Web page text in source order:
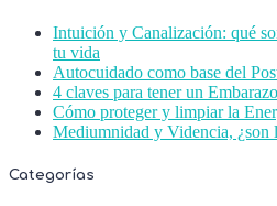
Intuición y Canalización: qué
tu vida
Autocuidado como base del
4 claves para tener un
Cómo proteger y limpiar la
Mediumnidad y Videncia, ¿son
Categorías